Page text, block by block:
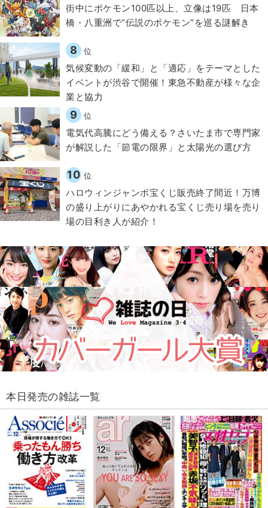
街中にポケモン100匹以上、立像は19匹 日本
橋・八重洲で“伝説のポケモン”を巡る謎解き
8 位
気候変動の「緩和」と「適応」をテーマとした
イベントが渋谷で開催！東急不動産が様々な企
業と協力
9 位
電気代高騰にどう備える？さいたま市で専門家
が解説した「節電の限界」と太陽光の選び方
10 位
ハロウィンジャンボ宝くじ販売終了間近！万博
の盛り上がりにあやかれる宝くじ売り場を売り
場の目利き人が紹介！
本日発売の雑誌一覧